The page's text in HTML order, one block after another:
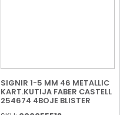
SIGNIR 1-5 MM 46 METALLIC
KART.KUTIJA FABER CASTELL
254674 4BOJE BLISTER